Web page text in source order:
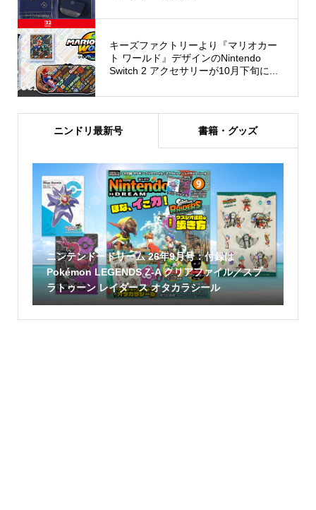
キーズファクトリーより『マリオカー
ト ワールド』デザインのNintendo
Switch 2 アクセサリーが10月下旬に...
ニンドリ最新号 書籍・グッズ
ニンテンドードリーム 26年9月号：付録は
Pokémon LEGENDS Z-A クリアファイル／スプ
ラトゥーン レイダース オタカラシール